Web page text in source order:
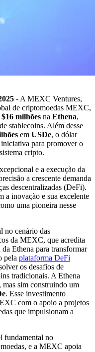
- A MEXC Ventures,
de criptomoedas MEXC,
$16 milhões na Ethena,
stablecoins. Além desse
em USDe, o dólar
para promover o
cripto.
e a execução da
a crescente demanda
descentralizadas (DeFi).
a inovação e sua excelente
uma pioneira nesse
no cenário das
da MEXC, que acredita
da Ethena para transformar
pela plataforma DeFi
os desafios de
tradicionais. A Ethena
mas sim construindo um
. Esse investimento
com o apoio a projetos
que impulsionam a
fundamental no
e a MEXC apoia